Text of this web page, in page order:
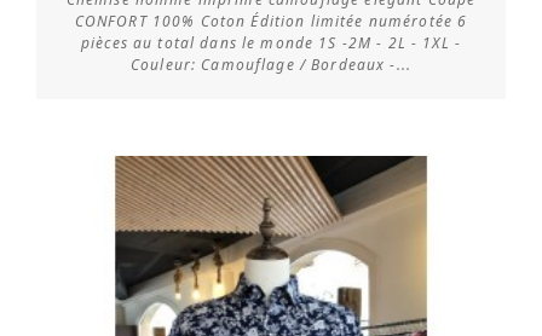
Vérifier la disponibilité
CONFORT 100% Coton Édition limitée numérotée 6
pièces au total dans le monde 1S -2M - 2L - 1XL -
Couleur: Camouflage / Bordeaux -...